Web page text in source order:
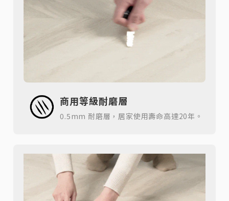
商用等級耐磨層
0.5mm 耐磨層，居家使用壽命高達20年。